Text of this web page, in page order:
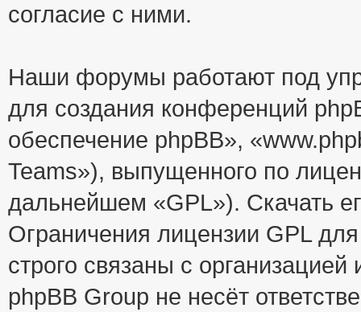
согласие с ними.
Наши форумы работают под
для создания конференций
обеспечение phpBB»,
Teams»), выпущенного по
дальнейшем «GPL»). Скачать
Ограничения лицензии GPL
строго связаны с
phpBB Group не несёт